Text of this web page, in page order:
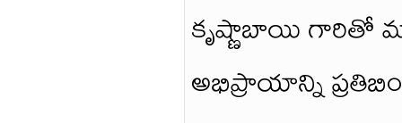
కృష్ణాబాయి గారితో
అభిప్రాయాన్ని